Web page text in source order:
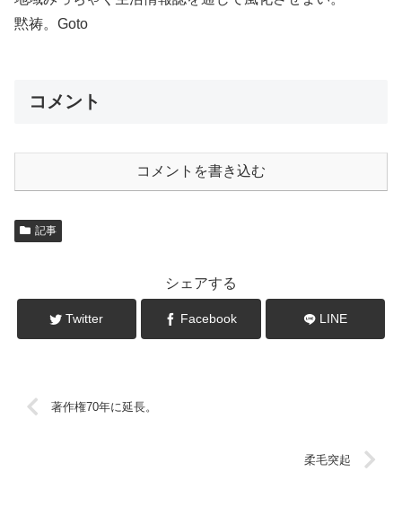
黙祷。Goto
コメント
コメントを書き込む
記事
シェアする
Twitter Facebook LINE
著作権70年に延長。
柔毛突起